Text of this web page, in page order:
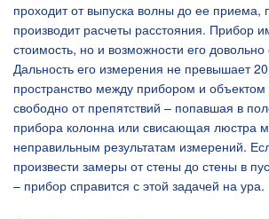
проходит от выпуска волны до ее приема,
производит расчеты расстояния. Прибор
стоимость, но и возможности его
Дальность его измерения не превышает
пространство между прибором и
свободно от препятствий – попавшая в
прибора колонна или свисающая люстра
неправильным результатам измерений.
произвести замеры от стены до стены в
– прибор справится с этой задачей на ура.